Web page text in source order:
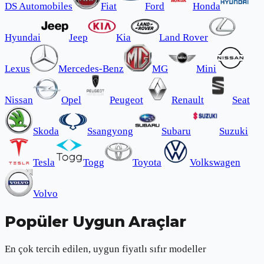
DS Automobiles Fiat Ford Honda
Hyundai Jeep Kia Land Rover
Lexus Mercedes-Benz MG Mini
Nissan Opel Peugeot Renault Seat
Skoda Ssangyong Subaru Suzuki
Tesla Togg Toyota Volkswagen
Volvo
Popüler Uygun Araçlar
En çok tercih edilen, uygun fiyatlı sıfır modeller